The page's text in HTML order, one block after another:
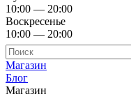
10:00 — 20:00
Воскресенье
10:00 — 20:00
Магазин
Блог
Магазин